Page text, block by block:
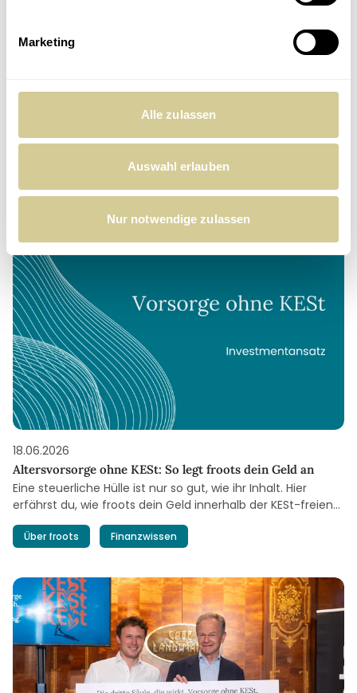
Marketing
Alle zulassen
Auswahl erlauben
Nur notwendige zulassen
Customer Excellence
18.06.2026
Altersvorsorge ohne KESt: So legt froots dein Geld an
Eine steuerliche Hülle ist nur so gut, wie ihr Inhalt. Hier
erfährst du, wie froots dein Geld innerhalb der KESt-freien
Vorsorge für dich anlegt.
Über froots Finanzwissen